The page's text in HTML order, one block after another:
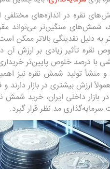
شمش‌های سنگین‌تر می‌تواند
دلیل نقدینگی بالاتر ممکن است
درصد خلوص پایین‌تر خریداری
و منشأ تولید شمش نقره نیز
ارزش بیشتری در بازار
در بازار داخلی ایران، خرید
سرمایه‌گذاری مد نظر قرار گیرد.